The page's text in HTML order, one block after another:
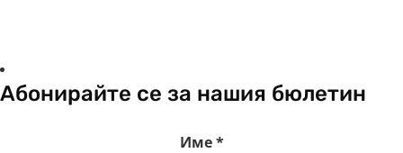
Абонирайте се за нашия бюлетин
Име*